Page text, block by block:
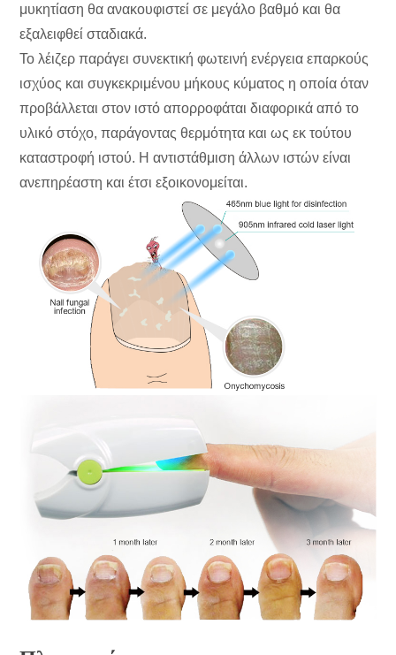
μυκητίαση θα ανακουφιστεί σε μεγάλο βαθμό και θα
εξαλειφθεί σταδιακά.
Το λέιζερ παράγει συνεκτική φωτεινή ενέργεια επαρκούς
ισχύος και συγκεκριμένου μήκους κύματος η οποία όταν
προβάλλεται στον ιστό απορροφάται διαφορικά από το
υλικό στόχο, παράγοντας θερμότητα και ως εκ τούτου
καταστροφή ιστού. Η αντιστάθμιση άλλων ιστών είναι
ανεπηρέαστη και έτσι εξοικονομείται.